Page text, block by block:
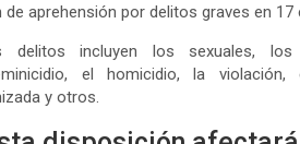
de aprehensión por delitos graves en
delitos incluyen los sexuales,
el homicidio, la violación,
y otros.